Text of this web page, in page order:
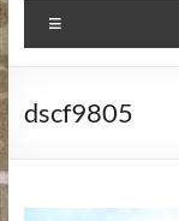
dscf9805